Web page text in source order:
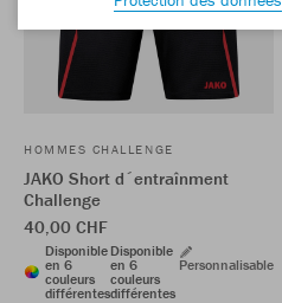
HOMMES CHALLENGE
JAKO Short d´entraînment
Challenge
40,00 CHF
Disponible
en 6
couleurs
différentes
Disponible
en 6
couleurs
différentes
Personnalisable